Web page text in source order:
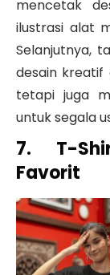
mencetak
ilustrasi alat
Selanjutnya,
desain
tetapi juga
untuk segala
7. T-
Favorit